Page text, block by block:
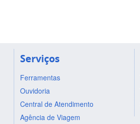
Serviços
Ferramentas
Ouvidoria
Central de Atendimento
Agência de Viagem